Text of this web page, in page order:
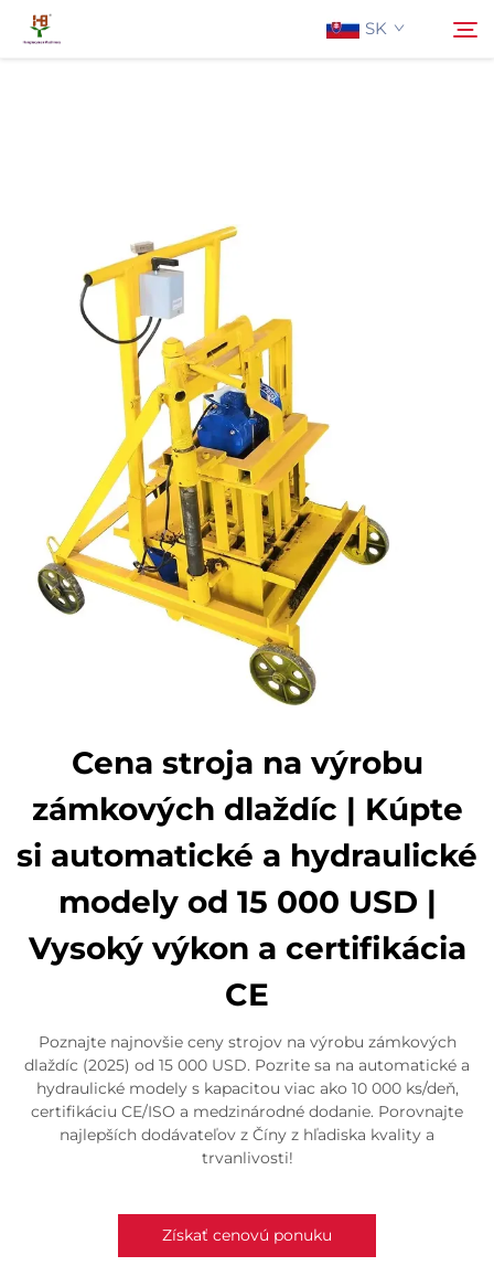
SK
Aplikácia
Aktuality
Kontaktujte Nás
Cena stroja na výrobu
zámkových dlaždíc | Kúpte
si automatické a hydraulické
modely od 15 000 USD |
Vysoký výkon a certifikácia
CE
Poznajte najnovšie ceny strojov na výrobu zámkových
dlaždíc (2025) od 15 000 USD. Pozrite sa na automatické a
hydraulické modely s kapacitou viac ako 10 000 ks/deň,
certifikáciu CE/ISO a medzinárodné dodanie. Porovnajte
najlepších dodávateľov z Číny z hľadiska kvality a
trvanlivosti!
Získať cenovú ponuku